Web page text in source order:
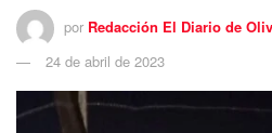
por Redacción El Diario de
24 de abril de 2023